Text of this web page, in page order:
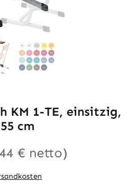
KM 1-TE, einsitzig,
cm
€ netto)